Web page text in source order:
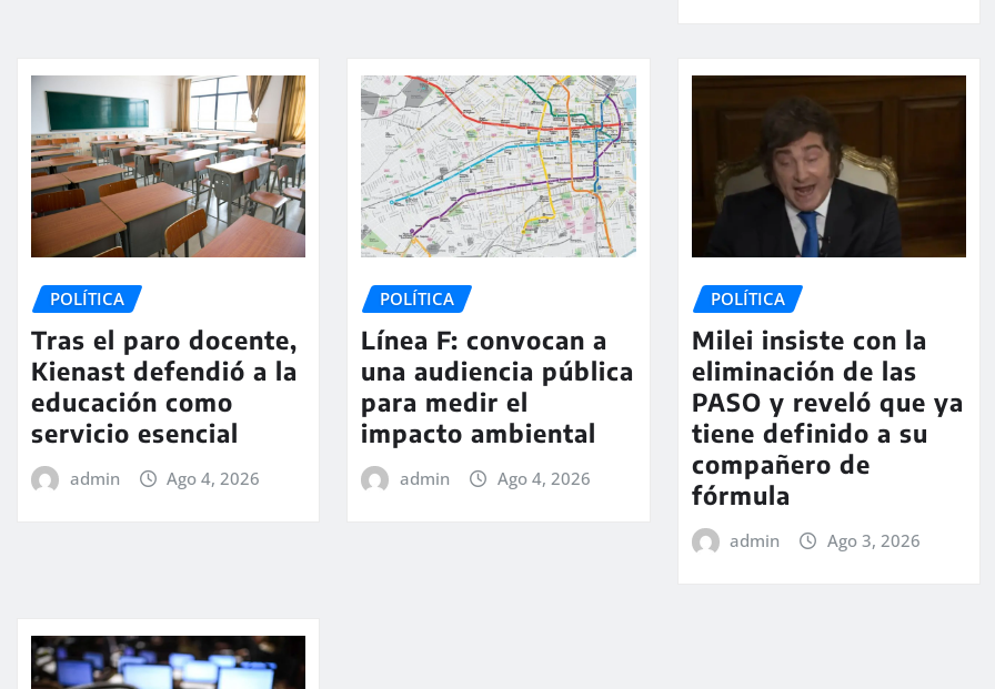
POLÍTICA
Tras el paro docente,
Kienast defendió a la
educación como
servicio esencial
admin Ago 4, 2026
POLÍTICA
Línea F: convocan a
una audiencia pública
para medir el
impacto ambiental
admin Ago 4, 2026
POLÍTICA
Milei insiste con la
eliminación de las
PASO y reveló que ya
tiene definido a su
compañero de
fórmula
admin Ago 3, 2026